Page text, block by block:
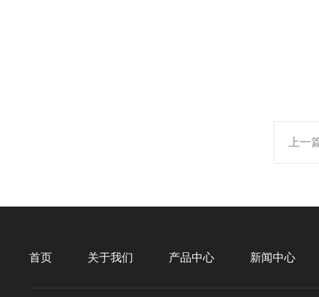
上一
首页 关于我们 产品中心 新闻中心